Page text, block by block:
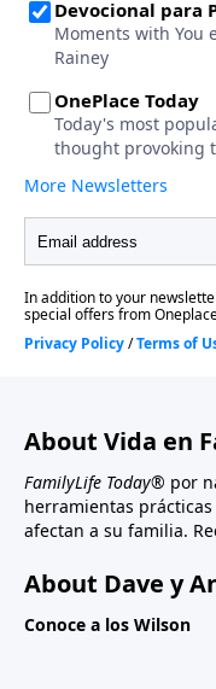
About Vida en
FamilyLife Today® por
herramientas
afectan a su familia.
About Dave y
Conoce a los Wilson